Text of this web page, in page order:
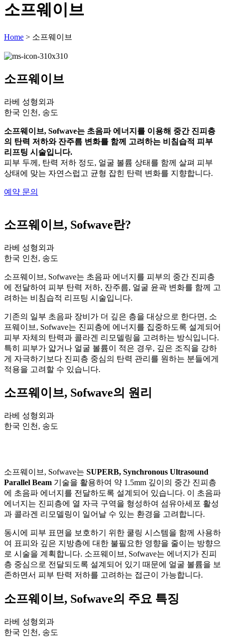
소프웨이브
Home > 소프웨이브
소프웨이브
라베 성형외과
한국 인천, 송도
소프웨이브, Sofwave는 초음파 에너지를 이용해 중간 진피층
의 탄력 저하와 잔주름 변화를 함께 고려하는 비침습적 피부
리프팅 시술입니다.
피부 두께, 탄력 저하 정도, 얼굴 볼륨 상태를 함께 살펴 피부
상태에 맞는 자연스럽고 균형 잡힌 탄력 변화를 지향합니다.
예약 문의
소프웨이브, Sofwave란?
라베 성형외과
한국 인천, 송도
소프웨이브, Sofwave는 초음파 에너지를 피부의 중간 진피층
에 전달하여 피부 탄력 저하, 잔주름, 얼굴 윤곽 변화를 함께 고
려하는 비침습적 리프팅 시술입니다.
기존의 일부 초음파 장비가 더 깊은 층을 대상으로 한다면, 소
프웨이브, Sofwave는 진피층에 에너지를 집중하도록 설계되어
피부 자체의 탄력과 콜라겐 리모델링을 고려하는 방식입니다.
특히 피부가 얇거나 얼굴 볼륨이 적은 경우, 깊은 조직을 강하
게 자극하기보다 진피층 중심의 탄력 관리를 원하는 분들에게
적용을 고려할 수 있습니다.
소프웨이브, Sofwave의 원리
라베 성형외과
한국 인천, 송도
소프웨이브, Sofwave는 SUPERB, Synchronous Ultrasound
Parallel Beam 기술을 활용하여 약 1.5mm 깊이의 중간 진피층
에 초음파 에너지를 전달하도록 설계되어 있습니다. 이 초음파
에너지는 진피층에 열 자극 구역을 형성하여 섬유아세포 활성
과 콜라겐 리모델링이 일어날 수 있는 환경을 고려합니다.
동시에 피부 표면을 보호하기 위한 쿨링 시스템을 함께 사용하
여 표피와 깊은 지방층에 대한 불필요한 영향을 줄이는 방향으
로 시술을 계획합니다. 소프웨이브, Sofwave는 에너지가 진피
층 중심으로 전달되도록 설계되어 있기 때문에 얼굴 볼륨을 보
존하면서 피부 탄력 저하를 고려하는 접근이 가능합니다.
소프웨이브, Sofwave의 주요 특징
라베 성형외과
한국 인천, 송도